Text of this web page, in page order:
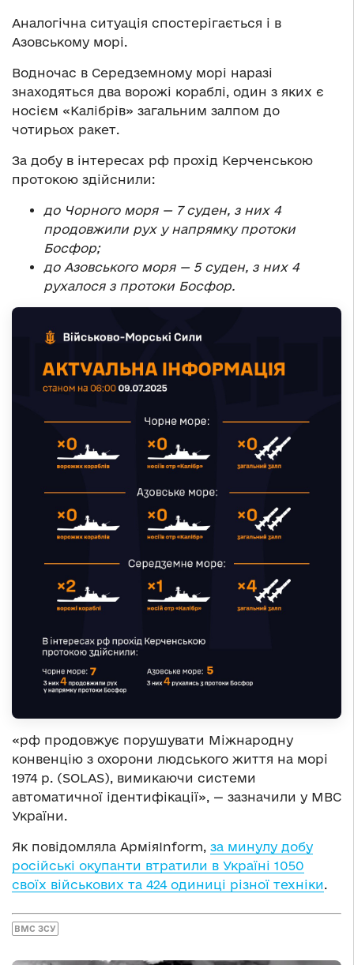
Аналогічна ситуація спостерігається і в
Азовському морі.
Водночас в Середземному морі наразі
знаходяться два ворожі кораблі, один з яких є
носієм «Калібрів» загальним залпом до
чотирьох ракет.
За добу в інтересах рф прохід Керченською
протокою здійснили:
до Чорного моря — 7 суден, з них 4
продовжили рух у напрямку протоки
Босфор;
до Азовського моря — 5 суден, з них 4
рухалося з протоки Босфор.
«рф продовжує порушувати Міжнародну
конвенцію з охорони людського життя на морі
1974 р. (SOLAS), вимикаючи системи
автоматичної ідентифікації», — зазначили у МВС
України.
Як повідомляла АрміяInform, за минулу добу
російські окупанти втратили в Україні 1050
своїх військових та 424 одиниці різної техніки.
ВМС ЗСУ